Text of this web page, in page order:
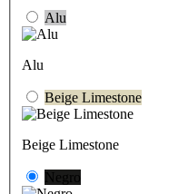
Alu
Alu
Beige Limestone
Beige Limestone
Negro